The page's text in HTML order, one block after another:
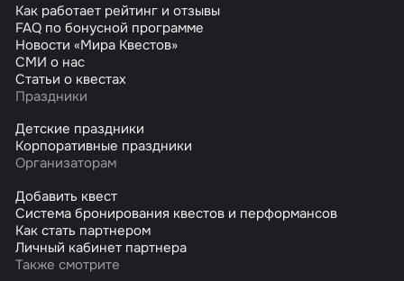
Как работает рейтинг и отзывы
FAQ по бонусной программе
Новости «Мира Квестов»
СМИ о нас
Статьи о квестах
Праздники
Детские праздники
Корпоративные праздники
Организаторам
Добавить квест
Система бронирования квестов и перформансов
Как стать партнером
Личный кабинет партнера
Также смотрите